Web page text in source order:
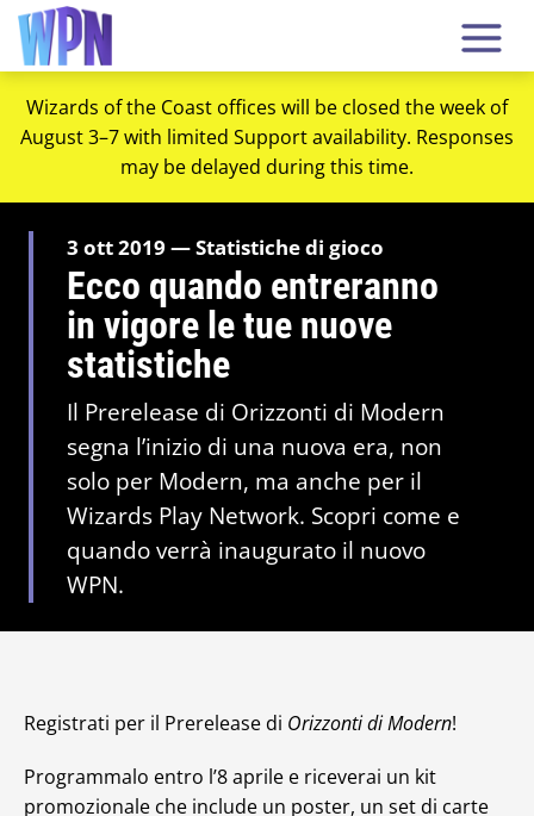
Wizards of the Coast offices will be closed the week of
August 3–7 with limited Support availability. Responses
may be delayed during this time.
3 ott 2019 — Statistiche di gioco
Ecco quando entreranno
in vigore le tue nuove
statistiche
Il Prerelease di Orizzonti di Modern
segna l’inizio di una nuova era, non
solo per Modern, ma anche per il
Wizards Play Network. Scopri come e
quando verrà inaugurato il nuovo
WPN.
Registrati per il Prerelease di Orizzonti di Modern!
Programmalo entro l’8 aprile e riceverai un kit
promozionale che include un poster, un set di carte